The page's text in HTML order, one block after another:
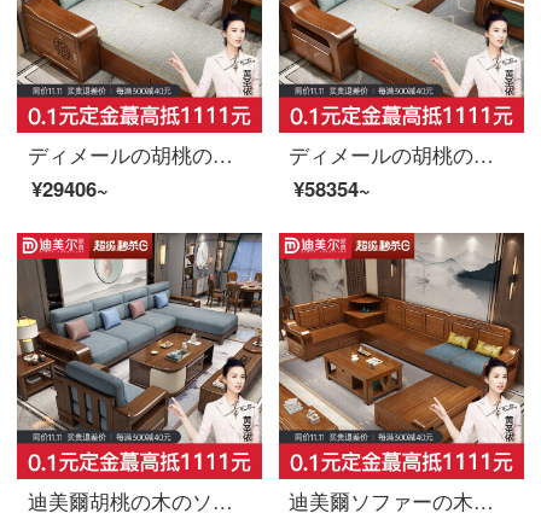
ディメールの胡桃の木の実木のソファーの置物の布芸のソファーの新しい中国式の客間は木の彫刻を組み合わせて簡単に家具を予約します。
¥29406~
ディメールの胡桃の木の実木のソファー冬と夏の両方を使って物を保管する布芸のソファー新中国式の近代的なリビングルームに木の家具を組み合わせた六人位＋貴妃のベッド
¥58354~
迪美爾胡桃の木のソファー現代中国式の角のソファーは簡単で奢侈な小型の家型の近代的な木製の家具の1+2+3+お茶の何+方面の何
迪美爾ソファーの木のソファーの胡桃の木のソファーの客間の中国式のソファーの現代的な小型の部屋型の実の木の回転角の貴妃は物の木製の家具の3人の位を整える+貴妃のベッド